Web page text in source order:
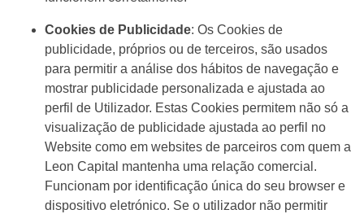
Cookies de Publicidade: Os Cookies de
publicidade, próprios ou de terceiros, são usados
para permitir a análise dos hábitos de navegação e
mostrar publicidade personalizada e ajustada ao
perfil de Utilizador. Estas Cookies permitem não só a
visualização de publicidade ajustada ao perfil no
Website como em websites de parceiros com quem a
Leon Capital mantenha uma relação comercial.
Funcionam por identificação única do seu browser e
dispositivo eletrónico. Se o utilizador não permitir